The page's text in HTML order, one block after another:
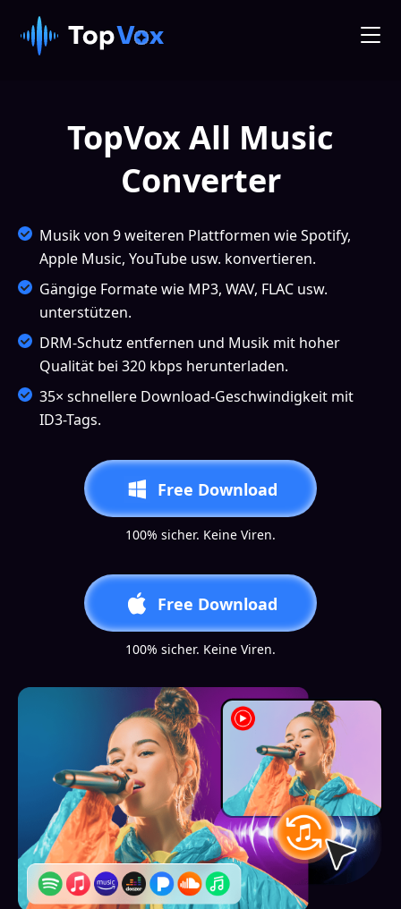
TopVox All Music
Converter
Musik von 9 weiteren Plattformen wie Spotify,
Apple Music, YouTube usw. konvertieren.
Gängige Formate wie MP3, WAV, FLAC usw.
unterstützen.
DRM-Schutz entfernen und Musik mit hoher
Qualität bei 320 kbps herunterladen.
35× schnellere Download-Geschwindigkeit mit
ID3-Tags.
Free Download
100% sicher. Keine Viren.
Free Download
100% sicher. Keine Viren.